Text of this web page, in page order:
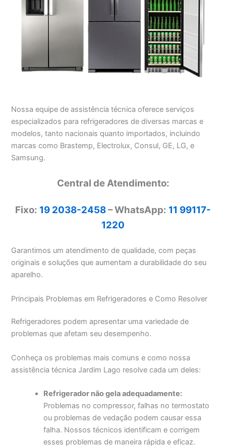
Nossa equipe de assistência técnica oferece serviços
especializados para refrigeradores de diversas marcas e
modelos, tanto nacionais quanto importados, incluindo
marcas como Brastemp, Electrolux, Consul, GE, LG, e
Samsung.
Central de Atendimento:
Fixo: 19 2038-2458– WhatsApp: 11 99117-
1220
Garantimos um atendimento de qualidade, com peças
originais e soluções que aumentam a durabilidade do seu
aparelho.
Principais Problemas em Refrigeradores e Como Resolver
Refrigeradores podem apresentar uma variedade de
problemas que afetam seu desempenho.
Conheça os problemas mais comuns e como nossa
assistência técnica Jardim Lago resolve cada um deles:
Refrigerador não gela adequadamente:
Problemas no compressor, falhas no termostato
ou problemas de vedação podem causar essa
falha. Nossos técnicos identificam e corrigem
esses problemas de maneira rápida e eficaz.